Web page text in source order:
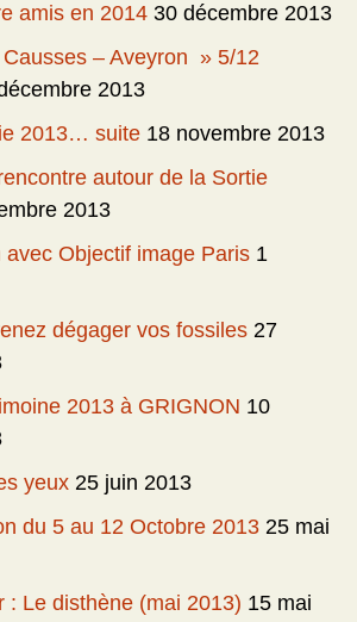
amis en 2014 30 décembre 2013
– Aveyron » 5/12
2013
2013… suite 18 novembre 2013
autour de la Sortie
2013
avec Objectif image Paris 1
dégager vos fossiles 27
2013 à GRIGNON 10
yeux 25 juin 2013
du 5 au 12 Octobre 2013 25 mai
: Le disthène (mai 2013) 15 mai